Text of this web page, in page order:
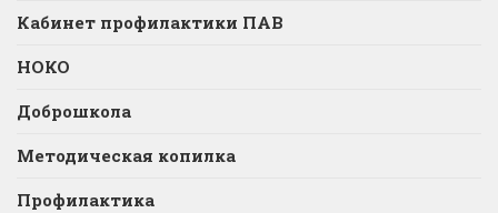
Кабинет профилактики ПАВ
НОКО
Доброшкола
Методическая копилка
Профилактика